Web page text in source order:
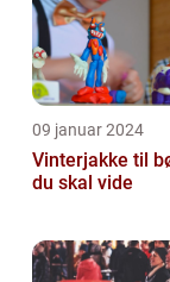
09 januar 2024
Vinterjakke til
du skal vide